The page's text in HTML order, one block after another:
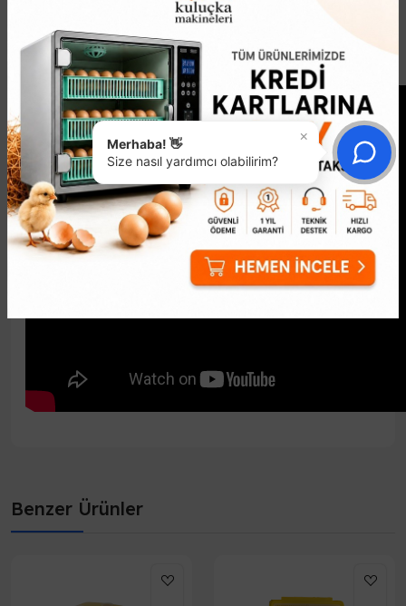
Kuluçka Makinesi Kurulum Videosu:
Benzer Ürünler
×
Merhaba! 👋
Size nasıl yardımcı olabilirim?